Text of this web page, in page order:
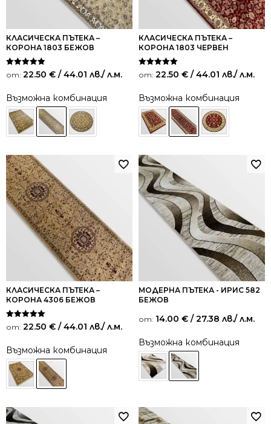
КЛАСИЧЕСКА ПЪТЕКА –
КОРОНА 1803 БЕЖОВ
Оценено на
5.00
от: 22.50 € / 44.01 лв./ л.м.
Възможна комбинация
КЛАСИЧЕСКА ПЪТЕКА –
КОРОНА 1803 ЧЕРВЕН
Оценено на
5.00
от: 22.50 € / 44.01 лв./ л.м.
Възможна комбинация
КЛАСИЧЕСКА ПЪТЕКА –
КОРОНА 4306 БЕЖОВ
Оценено на
5.00
от: 22.50 € / 44.01 лв./ л.м.
Възможна комбинация
МОДЕРНА ПЪТЕКА - ИРИС 582
БЕЖОВ
от: 14.00 € / 27.38 лв./ л.м.
Възможна комбинация